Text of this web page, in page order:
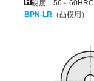
硬度 56～60HRC
BPN-LR （凸模用）